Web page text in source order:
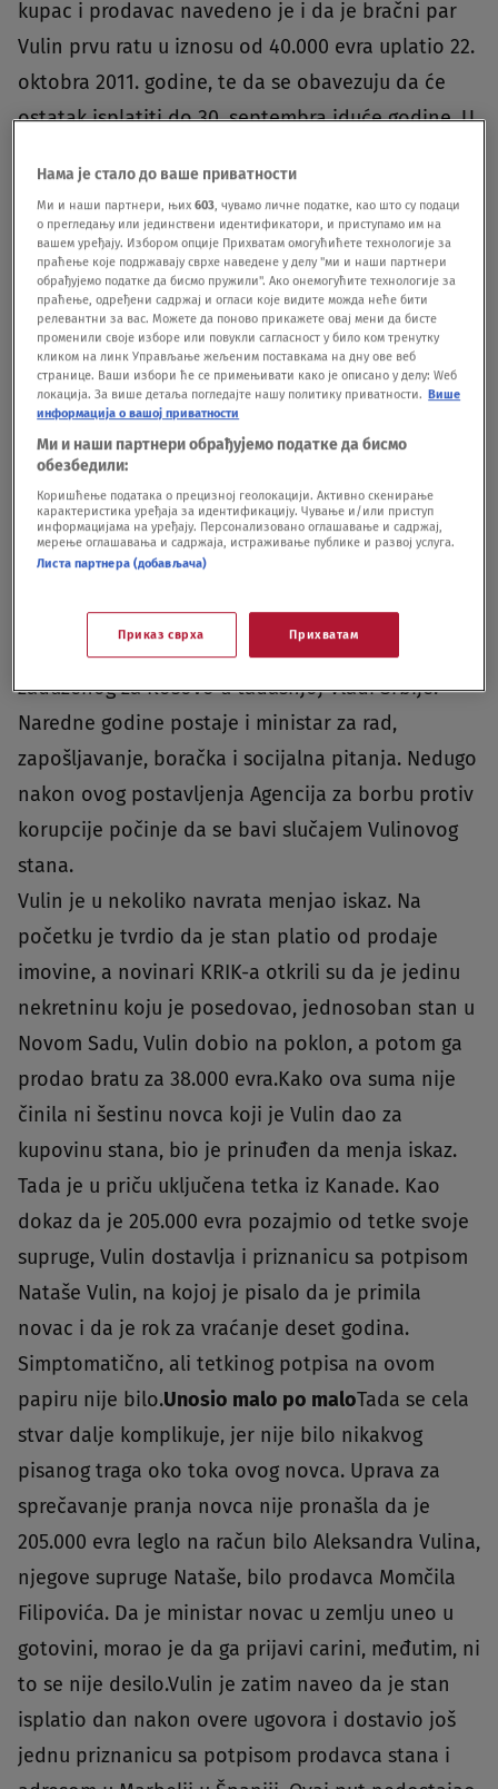
kupac i prodavac navedeno je i da je bračni par
Vulin prvu ratu u iznosu od 40.000 evra uplatio 22.
oktobra 2011. godine, te da se obavezuju da će
ostatak isplatiti do 30. septembra iduće godine. U
overen u Prvom osnovnom sudu u
Beogradu.Menjanje iskazaKada je dve godine
kasnije Agencija za borbu protiv korupcije
pokrenula pitanje porekla Vulinove imovine,
tadašnji poslanik, a sada ministar, rekao je da je
dan nakon overe ugovora, njegova supruga
Nataša pozajmila 205.000 evra od svoje tetke Mire
Milić iz Kanade, te da su oni istog dana novac
isplatili prodavcu. Ministrova supruga Nataša
kasnije je ispričala da je novac dala Filipoviću na
ruke u prostorijama njegove firme.U periodu od
postavljen za direktora Kancelarije za Kosovo i
Meohiju, a zatim i za ministra bez portfelja
zaduženog za Kosovo u tadašnjoj Vladi Srbije.
Naredne godine postaje i ministar za rad,
zapošljavanje, boračka i socijalna pitanja. Nedugo
nakon ovog postavljenja Agencija za borbu protiv
korupcije počinje da se bavi slučajem Vulinovog
stana.
Vulin je u nekoliko navrata menjao iskaz. Na
početku je tvrdio da je stan platio od prodaje
imovine, a novinari KRIK-a otkrili su da je jedinu
nekretninu koju je posedovao, jednosoban stan u
Novom Sadu, Vulin dobio na poklon, a potom ga
prodao bratu za 38.000 evra.Kako ova suma nije
činila ni šestinu novca koji je Vulin dao za
kupovinu stana, bio je prinuđen da menja iskaz.
Tada je u priču uključena tetka iz Kanade. Kao
dokaz da je 205.000 evra pozajmio od tetke svoje
supruge, Vulin dostavlja i priznanicu sa potpisom
Nataše Vulin, na kojoj je pisalo da je primila
novac i da je rok za vraćanje deset godina.
Simptomatično, ali tetkinog potpisa na ovom
papiru nije bilo.Unosio malo po maloTada se cela
stvar dalje komplikuje, jer nije bilo nikakvog
pisanog traga oko toka ovog novca. Uprava za
sprečavanje pranja novca nije pronašla da je
205.000 evra leglo na račun bilo Aleksandra Vulina,
njegove supruge Nataše, bilo prodavca Momčila
Filipovića. Da je ministar novac u zemlju uneo u
gotovini, morao je da ga prijavi carini, međutim, ni
to se nije desilo.Vulin je zatim naveo da je stan
isplatio dan nakon overe ugovora i dostavio još
jednu priznanicu sa potpisom prodavca stana i
Нама је стало до ваше приватности
Ми и наши партнери, њих603, чувамо личне податке, као што су подаци
о прегледању или јединствени идентификатори, и приступамо им на
вашем уређају. Избором опције Прихватам омогућићете технологије за
праћење које подржавају сврхе наведене у делу "ми и наши партнери
обрађујемо податке да бисмо пружили". Ако онемогућите технологије за
праћење, одређени садржај и огласи које видите можда неће бити
релевантни за вас. Можете да поново прикажете овај мени да бисте
променили своје изборе или повукли сагласност у било ком тренутку
кликом на линк Управљање жељеним поставкама на дну ове веб
странице. Ваши избори ће се примењивати како је описано у делу: Wеб
локација. За више детаља погледајте нашу политику приватности. Више
информација о вашој приватности
Ми и наши партнери обрађујемо податке да бисмо
обезбедили:
Коришћење података о прецизној геолокацији. Активно скенирање
карактеристика уређаја за идентификацију. Чување и/или приступ
информацијама на уређају. Персонализовано оглашавање и садржај,
мерење оглашавања и садржаја, истраживање публике и развој услуга.
Листа партнера (добављача)
Приказ сврха Прихватам